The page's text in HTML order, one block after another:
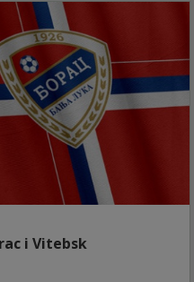
i Vitebsk